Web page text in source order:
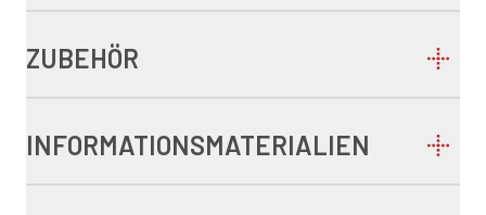
ZUBEHÖR
INFORMATIONSMATERIALIEN